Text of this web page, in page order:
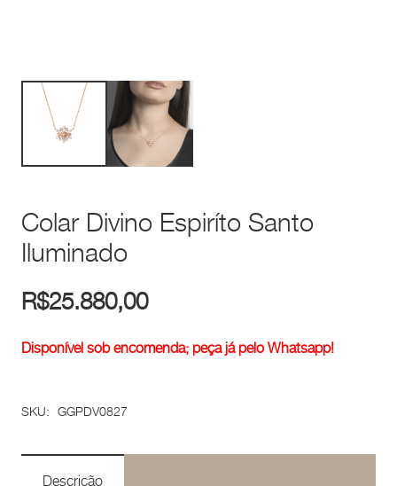
Colar Divino Espiríto Santo
Iluminado
R$25.880,00
Disponível sob encomenda; peça já pelo Whatsapp!
SKU: GGPDV0827
Descrição